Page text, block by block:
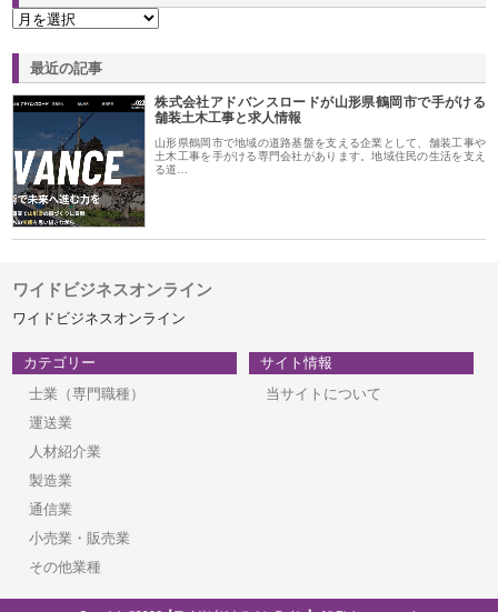
最近の記事
株式会社アドバンスロードが山形県鶴岡市で手がける
舗装土木工事と求人情報
山形県鶴岡市で地域の道路基盤を支える企業として、舗装工事や
土木工事を手がける専門会社があります。地域住民の生活を支え
る道…
ワイドビジネスオンライン
ワイドビジネスオンライン
カテゴリー
士業（専門職種）
運送業
人材紹介業
製造業
通信業
小売業・販売業
その他業種
サイト情報
当サイトについて